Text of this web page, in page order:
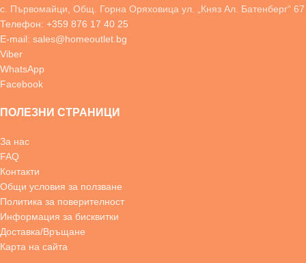
с. Първомайци, Общ. Горна Оряховица ул. „Княз Ал. Батенберг“ 67
Телефон: +359 876 17 40 25
E-mail: sales@homeoutlet.bg
Viber
WhatsApp
Facebook
ПОЛЕЗНИ СТРАНИЦИ
За нас
FAQ
Контакти
Общи условия за ползване
Политика за поверителност
Информация за бисквитки
Доставка/Връщане
Карта на сайта